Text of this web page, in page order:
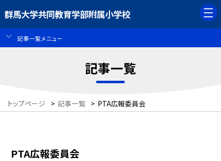
群馬大学共同教育学部附属小学校
記事一覧メニュー
記事一覧
トップページ > 記事一覧 > PTA広報委員会
PTA広報委員会